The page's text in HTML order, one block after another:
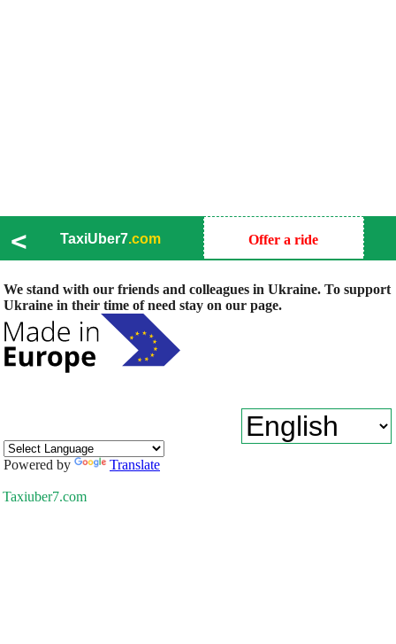
< TaxiUber7.com Offer a ride
We stand with our friends and colleagues in Ukraine. To support
Ukraine in their time of need stay on our page.
Powered by Translate
Taxiuber7.com